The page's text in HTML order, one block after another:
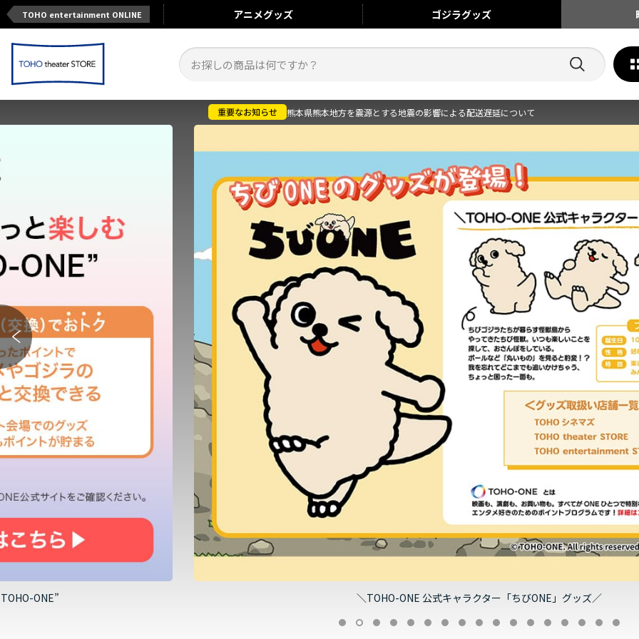
TOHO entertainment ONLINE アニメグッズ ゴジラグッズ
熊本県熊本地方を震源とする地震の影響による配送遅延について
ONE” ＼TOHO-ONE 公式キャラクター「ちびONE」グッズ／